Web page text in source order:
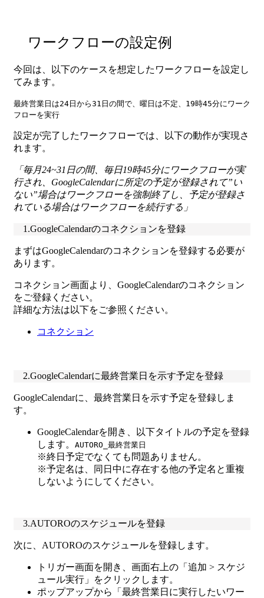
ワークフローの設定例
今回は、以下のケースを想定したワークフローを設定し
てみます。
最終営業日は24日から31日の間で、曜日は不定、19時45分にワーク
フローを実行
設定が完了したワークフローでは、以下の動作が実現さ
れます。
「毎月24~31日の間、毎日19時45分にワークフローが実
行され、GoogleCalendarに所定の予定が登録されて”い
ない”場合はワークフローを強制終了し、予定が登録さ
れている場合はワークフローを続行する」
1.GoogleCalendarのコネクションを登録
まずはGoogleCalendarのコネクションを登録する必要が
あります。
コネクション画面より、GoogleCalendarのコネクション
をご登録ください。
詳細な方法は以下をご参照ください。
コネクション
2.GoogleCalendarに最終営業日を示す予定を登録
GoogleCalendarに、最終営業日を示す予定を登録しま
す。
GoogleCalendarを開き、以下タイトルの予定を登録
します。 AUTORO_最終営業日
※終日予定でなくても問題ありません。
※予定名は、同日中に存在する他の予定名と重複
しないようにしてください。
3.AUTOROのスケジュールを登録
次に、AUTOROのスケジュールを登録します。
トリガー画面を開き、画面右上の「追加 > スケジ
ュール実行」をクリックします。
ポップアップから「最終営業日に実行したいワー